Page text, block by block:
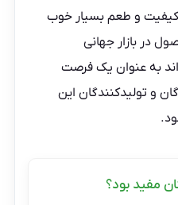
کیفیت و طعم بسیار خوب
در بازار جهانی
به عنوان یک فرصت
و تولیدکنندگان این
مفید بود؟